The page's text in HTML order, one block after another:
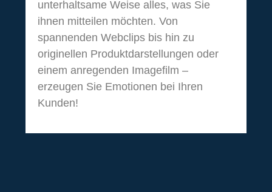
unterhaltsame Weise alles, was Sie
ihnen mitteilen möchten. Von
spannenden Webclips bis hin zu
originellen Produktdarstellungen oder
einem anregenden Imagefilm –
erzeugen Sie Emotionen bei Ihren
Kunden!